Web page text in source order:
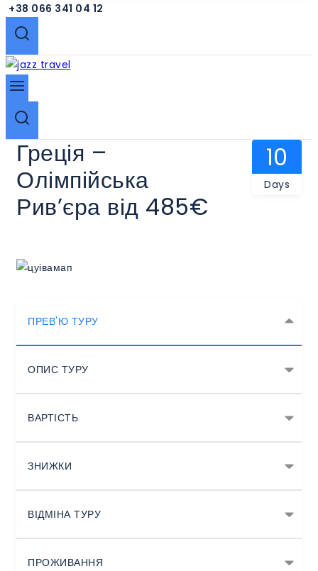
+38 066 341 04 12
Греція –
Олімпійська
Рив’єра від 485€
10
Days
ПРЕВ'Ю ТУРУ
ОПИС ТУРУ
ВАРТІСТЬ
ЗНИЖКИ
ВІДМІНА ТУРУ
ПРОЖИВАННЯ